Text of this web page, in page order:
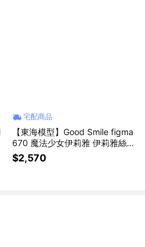
宅配商品
【東海模型】Good Smile figma
670 魔法少女伊莉雅 伊莉雅絲菲
爾·馮·愛因茲貝倫 可動完成品
$2,570